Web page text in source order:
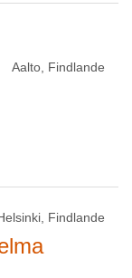
Aalto, Findlande
Findlande